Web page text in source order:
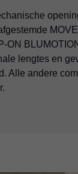
ON
lengtes en
Alle andere